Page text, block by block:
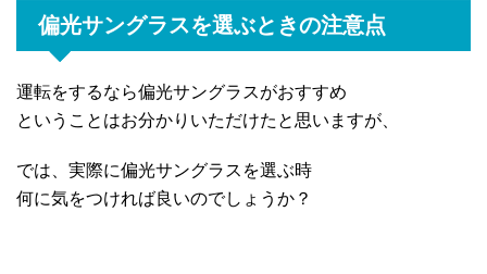
偏光サングラスを選ぶときの注意点
運転をするなら偏光サングラスがおすすめ
ということはお分かりいただけたと思いますが、
では、実際に偏光サングラスを選ぶ時
何に気をつければ良いのでしょうか？